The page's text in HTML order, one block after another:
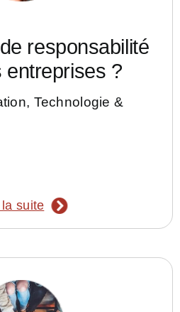
responsabilité
entreprises ?
, Technologie &
suite